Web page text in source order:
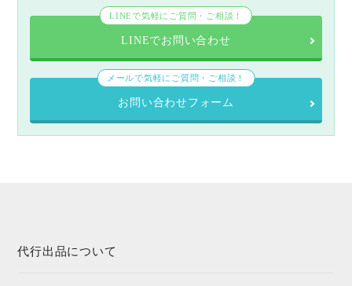
LINEで気軽にご質問・ご相談！
LINEでお問い合わせ
メールで気軽にご質問・ご相談！
お問い合わせフォーム
代行出品について